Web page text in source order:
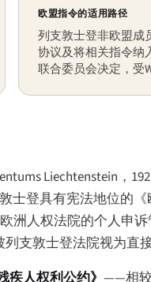
欧盟指令的适用路径
列支敦士登非欧盟成
协议及将相关指令纳
联合委员会决定，受
Liechtenstein ，
士登具有宪法地位
洲人权法院的个人申
支敦士登法院视为直
疾人权利公约》 ——相较